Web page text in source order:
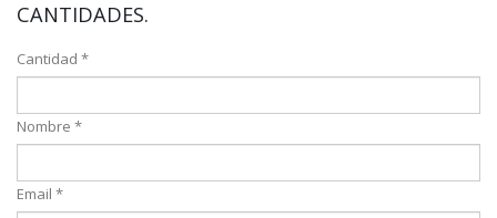
CANTIDADES.
Cantidad *
Nombre *
Email *